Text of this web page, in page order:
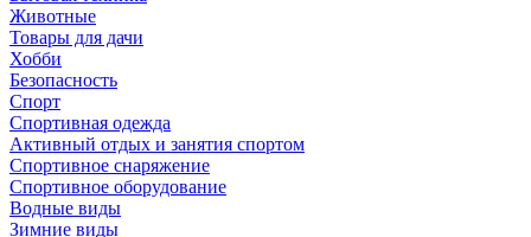
Животные
Товары для дачи
Хобби
Безопасность
Спорт
Спортивная одежда
Активный отдых и занятия спортом
Спортивное снаряжение
Спортивное оборудование
Водные виды
Зимние виды